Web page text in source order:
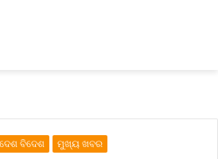
ଦେଶ ବିଦେଶ ମୁଖ୍ୟ ଖବର